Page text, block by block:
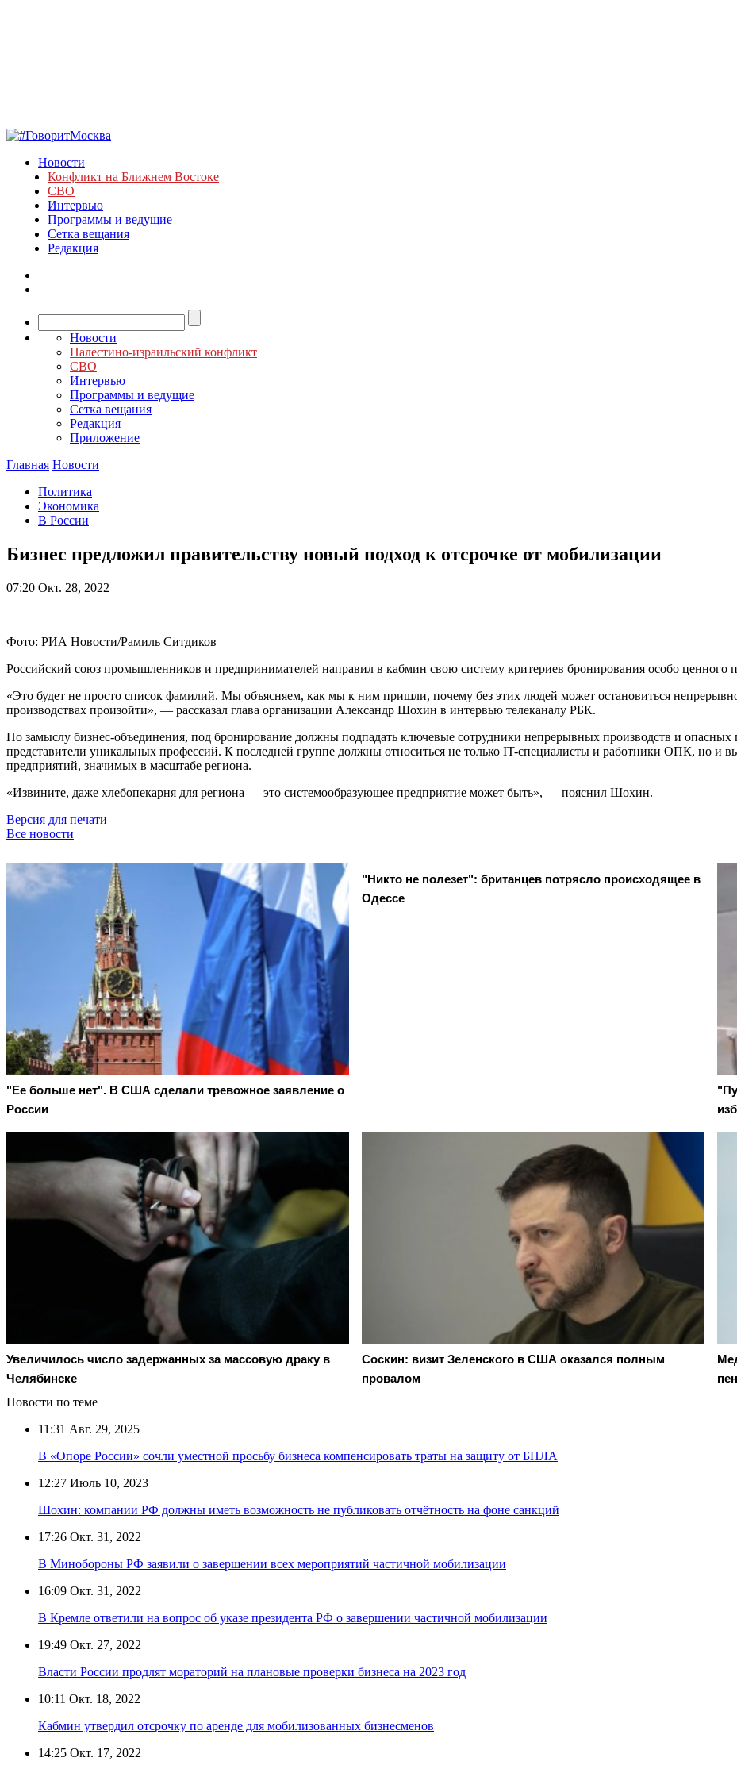
Новости
Конфликт на Ближнем Востоке
СВО
Интервью
Программы и ведущие
Сетка вещания
Редакция
Новости
Палестино-израильский конфликт
СВО
Интервью
Программы и ведущие
Сетка вещания
Редакция
Приложение
Главная Новости
Политика
Экономика
В России
Бизнес предложил правительству новый подход к отсрочке от мобилизации
07:20 Окт. 28, 2022
Фото: РИА Новости/Рамиль Ситдиков
Российский союз промышленников и предпринимателей направил в кабмин свою систему критериев бронирования особо ценного
«Это будет не просто список фамилий. Мы объясняем, как мы к ним пришли, почему без этих людей может остановиться
производствах произойти», — рассказал глава организации Александр Шохин в интервью телеканалу РБК.
По замыслу бизнес-объединения, под бронирование должны подпадать ключевые сотрудники непрерывных производств и опасных
представители уникальных профессий. К последней группе должны относиться не только IT-специалисты и работники ОПК, но и
предприятий, значимых в масштабе региона.
«Извините, даже хлебопекарня для региона — это системообразующее предприятие может быть», — пояснил Шохин.
Версия для печати
Все новости
"Ее больше нет". В США сделали тревожное заявление о
России
"Никто не полезет": британцев потрясло происходящее в
Одессе
Увеличилось число задержанных за массовую драку в
Челябинске
Соскин: визит Зеленского в США оказался полным
провалом
Новости по теме
11:31 Авг. 29, 2025
В «Опоре России» сочли уместной просьбу бизнеса компенсировать траты на защиту от БПЛА
12:27 Июль 10, 2023
Шохин: компании РФ должны иметь возможность не публиковать отчётность на фоне санкций
17:26 Окт. 31, 2022
В Минобороны РФ заявили о завершении всех мероприятий частичной мобилизации
16:09 Окт. 31, 2022
В Кремле ответили на вопрос об указе президента РФ о завершении частичной мобилизации
19:49 Окт. 27, 2022
Власти России продлят мораторий на плановые проверки бизнеса на 2023 год
10:11 Окт. 18, 2022
Кабмин утвердил отсрочку по аренде для мобилизованных бизнесменов
14:25 Окт. 17, 2022